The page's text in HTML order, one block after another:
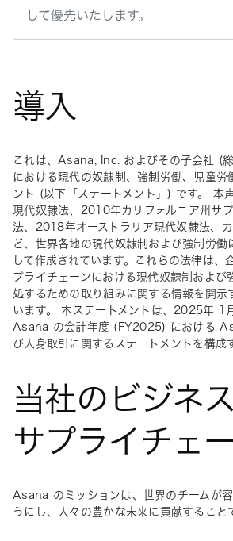
して優先いたします。
導入
これは、Asana, Inc. およびその子会社 (
における現代の奴隷制、強制労働、児童労
ント (以下「ステートメント」) です。 本
現代奴隷法、2010年カリフォルニア州サ
法、2018年オーストラリア現代奴隷法、
ど、世界各地の現代奴隷制および強制労働
して作成されています。これらの法律は、
プライチェーンにおける現代奴隷制および
処するための取り組みに関する情報を開示
います。 本ステートメントは、2025年 1
Asana の会計年度 (FY2025) における
び人身取引に関するステートメントを構成
当社のビジネ
サプライチェ
Asana のミッションは、世界のチームが
うにし、人々の豊かな未来に貢献すること